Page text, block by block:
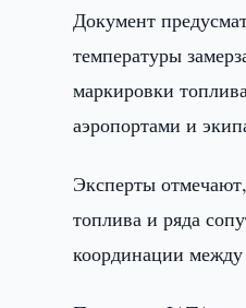
Документ
температуры
маркировки
аэропортами и
Эксперты
топлива и ряда
координации